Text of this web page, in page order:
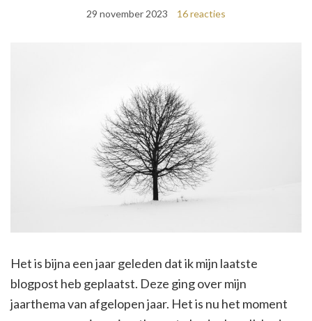
29 november 2023 16 reacties
Het is bijna een jaar geleden dat ik mijn laatste
blogpost heb geplaatst. Deze ging over mijn
jaarthema van afgelopen jaar. Het is nu het moment